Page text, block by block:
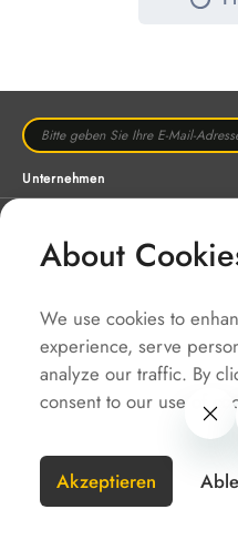
Unternehmen
Service
SiteMap
Impressum
About
We use cookies to
experience, serve
analyze our traffic. By
consent to our use of
Akzeptieren